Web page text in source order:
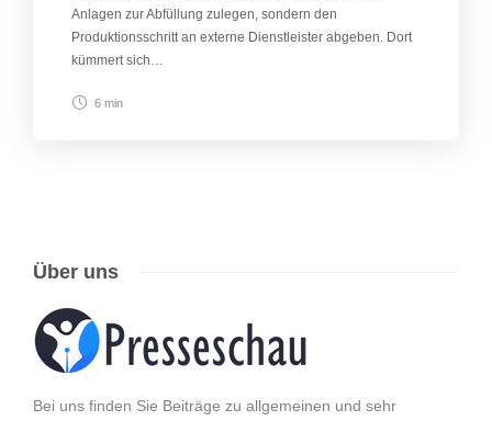
Anlagen zur Abfüllung zulegen, sondern den
Produktionsschritt an externe Dienstleister abgeben. Dort
kümmert sich…
6 min
Über uns
Bei uns finden Sie Beiträge zu allgemeinen und sehr